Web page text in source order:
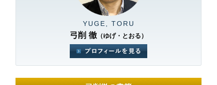
YUGE, TORU
弓削 徹 （ゆげ・とおる）